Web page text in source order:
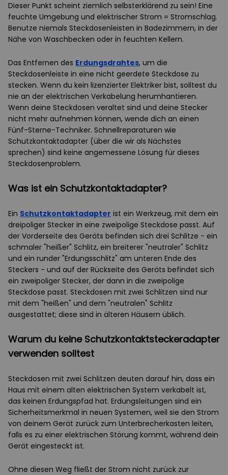
Dieser Punkt scheint ziemlich selbsterklärend zu sein! Eine
feuchte Umgebung und elektrischer Strom = Stromschlag.
Benutze niemals Steckdosenleisten in Badezimmern, in der
Nähe von Waschbecken oder in feuchten Kellern.
Das Entfernen des Erdungsdrahtes, um die
Steckdosenleiste in eine nicht geerdete Steckdose zu
stecken. Wenn du kein lizenzierter Elektriker bist, solltest du
nie an der elektrischen Verkabelung herumhantieren.
Wenn deine Steckdosen veraltet sind und deine Stecker
nicht mehr aufnehmen können, wende dich an einen
Fünf-Sterne-Techniker. Schnellreparaturen wie
Schutzkontaktadapter (über die wir als Nächstes
sprechen) sind keine angemessene Lösung für dieses
Steckdosenproblem.
Was ist ein Schutzkontaktadapter?
Ein Schutzkontaktadapter ist ein Werkzeug, mit dem ein
dreipoliger Stecker in eine zweipolige Steckdose passt. Auf
der Vorderseite des Geräts befinden sich drei Schlitze - ein
schmaler "heißer" Schlitz, ein breiterer "neutraler" Schlitz
und ein runder "Erdungsschlitz" am unteren Ende des
Steckers - und auf der Rückseite des Geräts befindet sich
ein zweipoliger Stecker, der dann in die zweipolige
Steckdose passt. Steckdosen mit zwei Schlitzen sind nur
mit dem "heißen" und dem "neutralen" Schlitz
ausgestattet; diese sind in älteren Häusern üblich.
Warum du keine Schutzkontaktsteckeradapter
verwenden solltest
Steckdosen mit zwei Schlitzen deuten darauf hin, dass ein
Haus mit einem alten elektrischen System verkabelt ist,
das keinen Erdungspfad hat. Erdungsleitungen sind ein
Sicherheitsmerkmal in neuen Systemen, weil sie den Strom
von deinem Gerät zurück zum Unterbrecherkasten leiten,
falls es zu einer elektrischen Störung kommt, während dein
Gerät eingesteckt ist.
Ohne diesen Weg fließt der Strom nicht zurück zur